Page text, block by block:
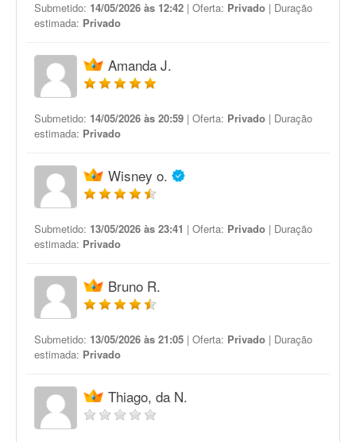
Submetido: 14/05/2026 às 12:42 | Oferta: Privado | Duração
estimada: Privado
Amanda J.
Submetido: 14/05/2026 às 20:59 | Oferta: Privado | Duração
estimada: Privado
Wisney o.
Submetido: 13/05/2026 às 23:41 | Oferta: Privado | Duração
estimada: Privado
Bruno R.
Submetido: 13/05/2026 às 21:05 | Oferta: Privado | Duração
estimada: Privado
Thiago, da N.